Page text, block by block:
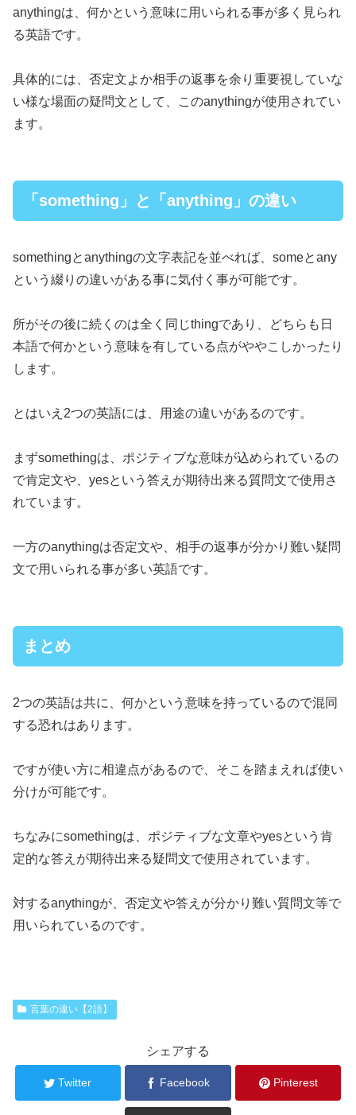
anythingは、何かという意味に用いられる事が多く見られ
る英語です。
具体的には、否定文よか相手の返事を余り重要視していな
い様な場面の疑問文として、このanythingが使用されてい
ます。
「something」と「anything」の違い
somethingとanythingの文字表記を並べれば、someとany
という綴りの違いがある事に気付く事が可能です。
所がその後に続くのは全く同じthingであり、どちらも日
本語で何かという意味を有している点がややこしかったり
します。
とはいえ2つの英語には、用途の違いがあるのです。
まずsomethingは、ポジティブな意味が込められているの
で肯定文や、yesという答えが期待出来る質問文で使用さ
れています。
一方のanythingは否定文や、相手の返事が分かり難い疑問
文で用いられる事が多い英語です。
まとめ
2つの英語は共に、何かという意味を持っているので混同
する恐れはあります。
ですが使い方に相違点があるので、そこを踏まえれば使い
分けが可能です。
ちなみにsomethingは、ポジティブな文章やyesという肯
定的な答えが期待出来る疑問文で使用されています。
対するanythingが、否定文や答えが分かり難い質問文等で
用いられているのです。
言葉の違い【2語】
シェアする
Twitter Facebook Pinterest